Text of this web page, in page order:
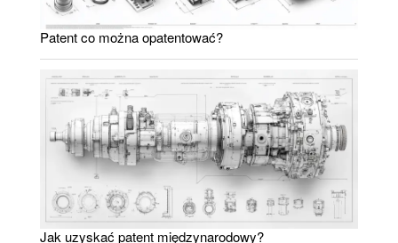
Patent co można opatentować?
Jak uzyskać patent międzynarodowy?